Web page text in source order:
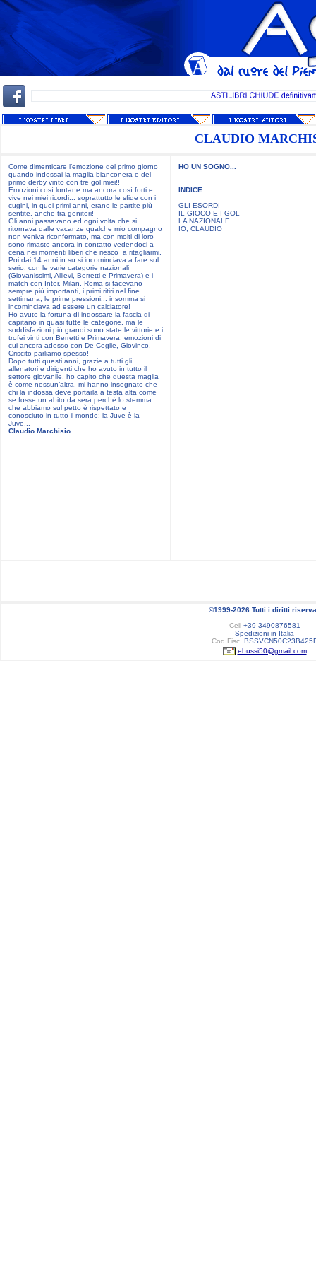
CLAUDIO
Come dimenticare l’emozione del primo giorno
quando indossai la maglia bianconera e del
primo derby vinto con tre gol miei!!
Emozioni così lontane ma ancora così forti e
vive nei miei ricordi... soprattutto le sfide con i
cugini, in quei primi anni, erano le partite più
sentite, anche tra genitori!
Gli anni passavano ed ogni volta che si
ritornava dalle vacanze qualche mio compagno
non veniva riconfermato, ma con molti di loro
sono rimasto ancora in contatto vedendoci a
cena nei momenti liberi che riesco a ritagliarmi.
Poi dai 14 anni in su si incominciava a fare sul
serio, con le varie categorie nazionali
(Giovanissimi, Allievi, Berretti e Primavera) e i
match con Inter, Milan, Roma si facevano
sempre più importanti, i primi ritiri nel fine
settimana, le prime pressioni... insomma si
incominciava ad essere un calciatore!
Ho avuto la fortuna di indossare la fascia di
capitano in quasi tutte le categorie, ma le
soddisfazioni più grandi sono state le vittorie e i
trofei vinti con Berretti e Primavera, emozioni di
cui ancora adesso con De Ceglie, Giovinco,
Criscito parliamo spesso!
Dopo tutti questi anni, grazie a tutti gli
allenatori e dirigenti che ho avuto in tutto il
settore giovanile, ho capito che questa maglia
è come nessun’altra, mi hanno insegnato che
chi la indossa deve portarla a testa alta come
se fosse un abito da sera perché lo stemma
che abbiamo sul petto è rispettato e
conosciuto in tutto il mondo: la Juve è la
Juve...
Claudio Marchisio
HO UN SOGNO...
INDICE
GLI ESORDI
IL GIOCO E I GOL
LA NAZIONALE
IO, CLAUDIO
©1999-2026 Tutti i diritti
Cell+39 3490876581
Spedizioni in Italia
Cod.Fisc.
ebussi50@gmail.com